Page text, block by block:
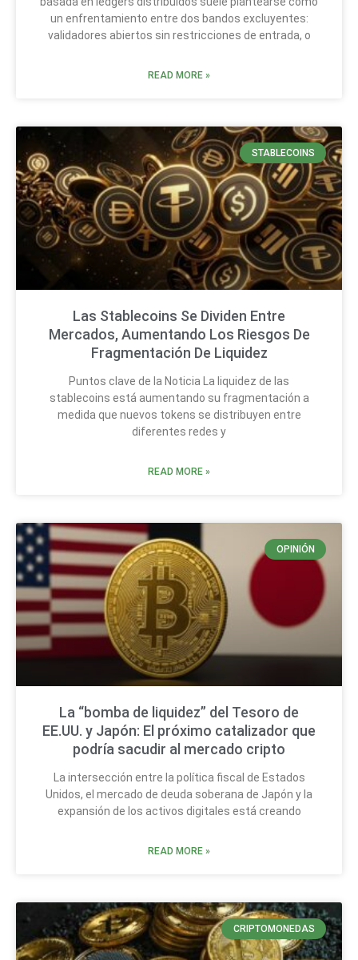
un enfrentamiento entre dos bandos excluyentes:
validadores abiertos sin restricciones de entrada, o
READ MORE »
STABLECOINS
Las Stablecoins Se Dividen Entre
Mercados, Aumentando Los Riesgos De
Fragmentación De Liquidez
Puntos clave de la Noticia La liquidez de las
stablecoins está aumentando su fragmentación a
medida que nuevos tokens se distribuyen entre
diferentes redes y
READ MORE »
OPINIÓN
La “bomba de liquidez” del Tesoro de
EE.UU. y Japón: El próximo catalizador que
podría sacudir al mercado cripto
La intersección entre la política fiscal de Estados
Unidos, el mercado de deuda soberana de Japón y la
expansión de los activos digitales está creando
READ MORE »
CRIPTOMONEDAS